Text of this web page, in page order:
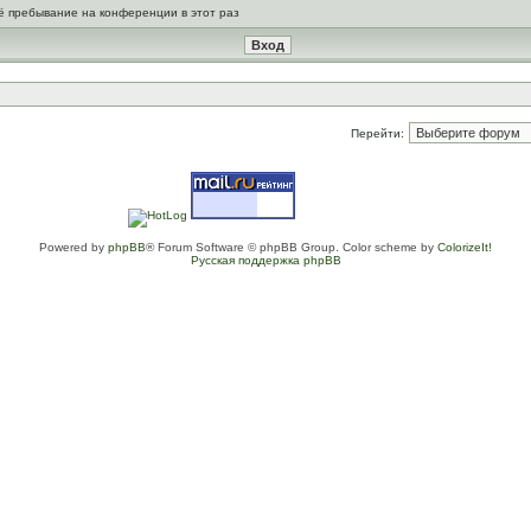
пребывание на конференции в этот раз
Перейти:
Powered by phpBB® Forum Software © phpBB Group. Color scheme by ColorizeIt!
Русская поддержка phpBB